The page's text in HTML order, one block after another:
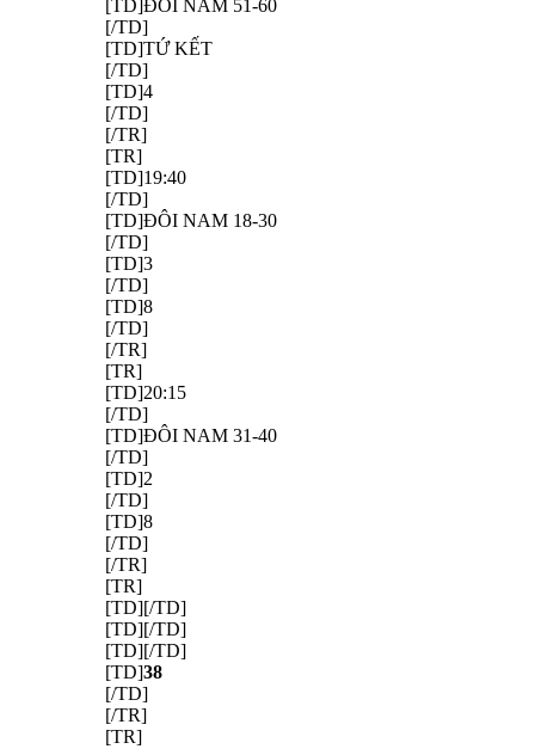
[TD]ĐÔI NAM 51-60
[/TD]
[TD]TỨ KẾT
[/TD]
[TD]4
[/TD]
[/TR]
[TR]
[TD]19:40
[/TD]
[TD]ĐÔI NAM 18-30
[/TD]
[TD]3
[/TD]
[TD]8
[/TD]
[/TR]
[TR]
[TD]20:15
[/TD]
[TD]ĐÔI NAM 31-40
[/TD]
[TD]2
[/TD]
[TD]8
[/TD]
[/TR]
[TR]
[TD][/TD]
[TD][/TD]
[TD][/TD]
[TD]38
[/TD]
[/TR]
[TR]